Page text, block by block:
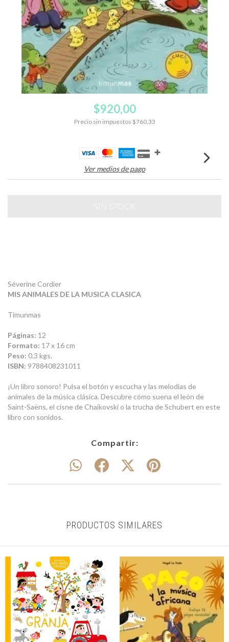
$920,00
Precio sin impuestos $760,33
Ver medios de pago
Séverine Cordier
MIS ANIMALES DE LA MUSICA CLASICA
Timunmas
Páginas: 12
Formato: 17 x 16 cm
Peso: 0.3 kgs.
ISBN: 9788408231011
¡Un libro sonoro! Pulsa el botón y escucha y las melodías de
animales de la música clásica. Descubre cómo suena el león de
Saint-Saëns, el cisne de Chaikovski o la trucha de Schubert en este
libro con sonidos.
Compartir:
PRODUCTOS SIMILARES